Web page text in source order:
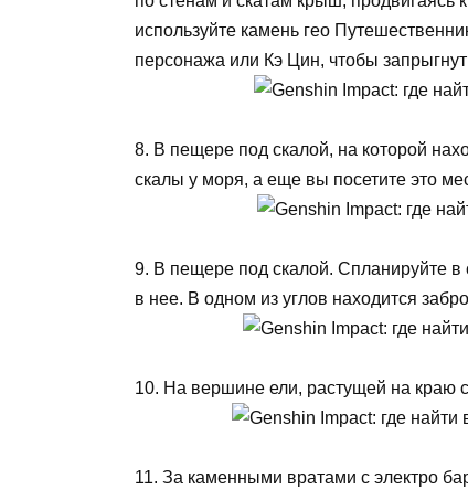
используйте камень гео
персонажа или Кэ Цин, чтобы
8. В пещере под скалой, на которой
скалы у моря, а еще вы посетите это
9. В пещере под скалой. Спланируйте в
в нее. В одном из углов находится
10. На вершине ели, растущей на краю
11. За каменными вратами с электро